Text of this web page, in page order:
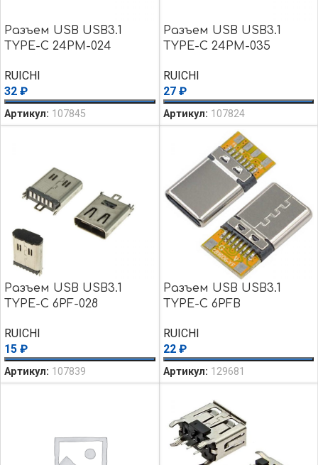
Разъем USB USB3.1
TYPE-C 24PM-024
RUICHI
32 ₽
Артикул: 107845
Разъем USB USB3.1
TYPE-C 24PM-035
RUICHI
27 ₽
Артикул: 107824
Разъем USB USB3.1
TYPE-C 6PF-028
RUICHI
15 ₽
Артикул: 107839
Разъем USB USB3.1
TYPE-C 6PFB
RUICHI
22 ₽
Артикул: 129681